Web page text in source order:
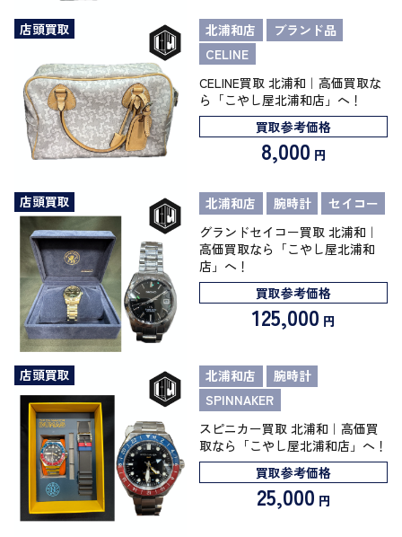
店頭買取 北浦和店
ブランド品
CELINE
CELINE買取 北浦和｜高価買取な
ら「こやし屋北浦和店」へ！
買取参考価格
8,000 円
店頭買取 北浦和店 腕時計
セイコー
グランドセイコー買取 北浦和｜
高価買取なら「こやし屋北浦和
店」へ！
買取参考価格
125,000 円
店頭買取 北浦和店
腕時計
SPINNAKER
スピニカー買取 北浦和｜高価買
取なら「こやし屋北浦和店」へ！
買取参考価格
25,000 円